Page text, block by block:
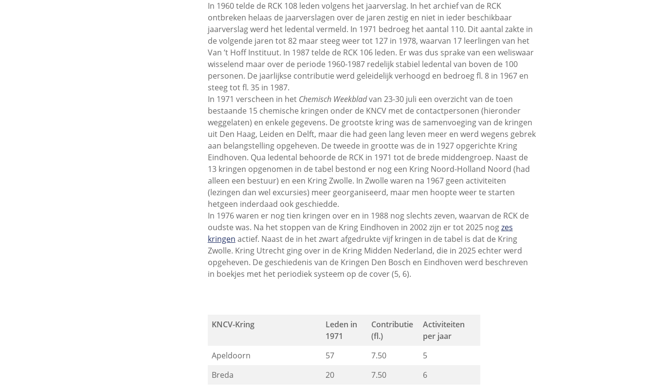
In 1960 telde de RCK 108 leden volgens het jaarverslag. In het archief van de RCK
ontbreken helaas de jaarverslagen over de jaren zestig en niet in ieder beschikbaar
jaarverslag werd het ledental vermeld. In 1971 bedroeg het aantal 110. Dit aantal zakte in
de volgende jaren tot 82 maar steeg weer tot 127 in 1978, waarvan 17 leerlingen van het
Van ’t Hoff Instituut. In 1987 telde de RCK 106 leden. Er was dus sprake van een weliswaar
wisselend maar over de periode 1960-1987 redelijk stabiel ledental van boven de 100
personen. De jaarlijkse contributie werd geleidelijk verhoogd en bedroeg fl. 8 in 1967 en
steeg tot fl. 35 in 1987.
In 1971 verscheen in het Chemisch Weekbladvan 23-30 juli een overzicht van de toen
bestaande 15 chemische kringen onder de KNCV met de contactpersonen (hieronder
weggelaten) en enkele gegevens. De grootste kring was de samenvoeging van de kringen
uit Den Haag, Leiden en Delft, maar die had geen lang leven meer en werd wegens gebrek
aan belangstelling opgeheven. De tweede in grootte was de in 1927 opgerichte Kring
Eindhoven. Qua ledental behoorde de RCK in 1971 tot de brede middengroep. Naast de
13 kringen opgenomen in de tabel bestond er nog een Kring Noord-Holland Noord (had
alleen een bestuur) en een Kring Zwolle. In Zwolle waren na 1967 geen activiteiten
(lezingen dan wel excursies) meer georganiseerd, maar men hoopte weer te starten
hetgeen inderdaad ook geschiedde.
In 1976 waren er nog tien kringen over en in 1988 nog slechts zeven, waarvan de RCK de
oudste was. Na het stoppen van de Kring Eindhoven in 2002 zijn er tot 2025 nogzes
kringen actief. Naast de in het zwart afgedrukte vijf kringen in de tabel is dat de Kring
Zwolle. Kring Utrecht ging over in de Kring Midden Nederland, die in 2025 echter werd
opgeheven. De geschiedenis van de Kringen Den Bosch en Eindhoven werd beschreven
in boekjes met het periodiek systeem op de cover (5, 6).
KNCV-Kring
Leden in
1971
Contributie
(fl.)
Activiteiten
per jaar
Apeldoorn
57 7.50
5
Breda
20 7.50 6